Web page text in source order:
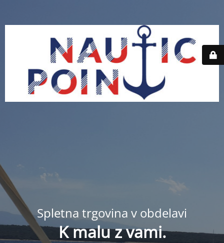
Spletna trgovina v obdelavi
K malu z vami.